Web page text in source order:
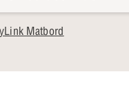
Matbord